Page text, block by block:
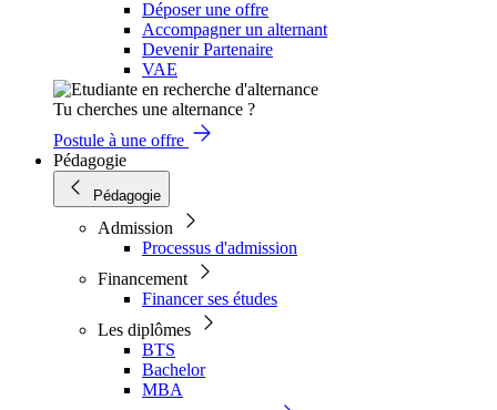
Déposer une offre
Accompagner un alternant
Devenir Partenaire
VAE
Tu cherches une alternance ?
Postule à une offre
Pédagogie
Pédagogie
Admission
Processus d'admission
Financement
Financer ses études
Les diplômes
BTS
Bachelor
MBA